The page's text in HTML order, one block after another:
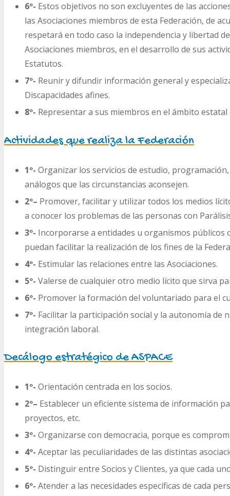
6º- Estos objetivos no son excluyentes de las
las Asociaciones miembros de esta Federación, de
respetará en todo caso la independencia y libertad
Asociaciones miembros, en el desarrollo de sus
Estatutos.
7º- Reunir y difundir información general y
Discapacidades afines.
8º- Representar a sus miembros en el ámbito
Actividades que realiza la Federación
1º- Organizar los servicios de estudio,
análogos que las circunstancias aconsejen.
2º– Promover, facilitar y utilizar todos los medios
a conocer los problemas de las personas con
3º- Incorporarse a entidades u organismos públicos
puedan facilitar la realización de los fines de la
4º- Estimular las relaciones entre las Asociaciones.
5º- Valerse de cualquier otro medio lícito que sirva
6º- Promover la formación del voluntariado para el
7º- Facilitar la participación social y la autonomía de
integración laboral.
Decálogo estratégico de ASPACE
1º- Orientación centrada en los socios.
2º– Establecer un eficiente sistema de información
proyectos, etc.
3º- Organizarse con democracia, porque es
4º- Aceptar las peculiaridades de las distintas
5º- Distinguir entre Socios y Clientes, ya que cada
6º- Atender a las necesidades específicas de cada